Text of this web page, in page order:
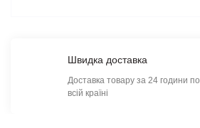
Швидка доставка
Доставка товару за 24 години по
всій країні